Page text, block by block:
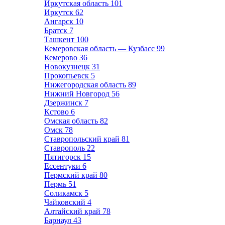
Иркутская область 101
Иркутск 62
Ангарск 10
Братск 7
Ташкент 100
Кемеровская область — Кузбасс 99
Кемерово 36
Новокузнецк 31
Прокопьевск 5
Нижегородская область 89
Нижний Новгород 56
Дзержинск 7
Кстово 6
Омская область 82
Омск 78
Ставропольский край 81
Ставрополь 22
Пятигорск 15
Ессентуки 6
Пермский край 80
Пермь 51
Соликамск 5
Чайковский 4
Алтайский край 78
Барнаул 43